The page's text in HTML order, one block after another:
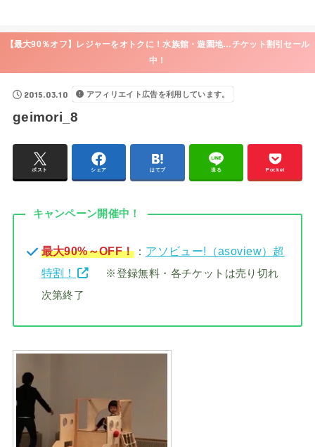
【最大90％オフ】レジャーをオトクに！水族館・遊園地…チケット割引セール
中！
2015.03.10 アフィリエイト広告を利用しています。
geimori_8
ポスト シェア はてブ 送る Pocket
キャンペーン開催中！
最大90%～OFF！： アソビュー!（asoview）超
特割！
※登録無料・各チケットは売り切れ
次第終了